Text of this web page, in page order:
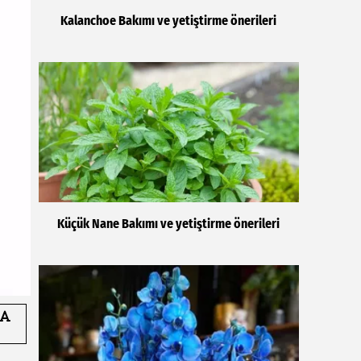
Kalanchoe Bakımı ve yetiştirme önerileri
Küçük Nane Bakımı ve yetiştirme önerileri